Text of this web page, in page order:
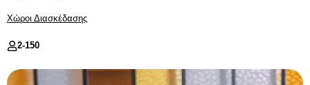
Χώροι Διασκέδασης
2-150